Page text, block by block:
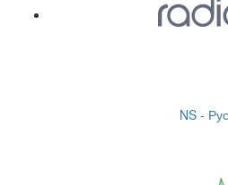
NS -